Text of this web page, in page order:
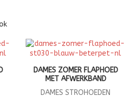
DAMES ZOMER FLAPHOED
MET AFWERKBAND
DAMES STROHOEDEN